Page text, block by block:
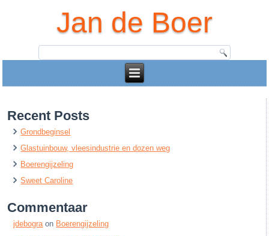
Jan de Boer
Recent Posts
Grondbeginsel
Glastuinbouw, vleesindustrie en dozen weg
Boerengijzeling
Sweet Caroline
Commentaar
jdebograon Boerengijzeling